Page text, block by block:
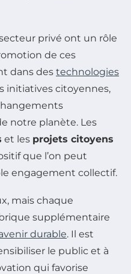
privé ont un rôle
de ces
dans des technologies
initiatives citoyennes,
notre planète. Les
et les projets citoyens
que l’on peut
engagement collectif.
mais chaque
supplémentaire
durable. Il est
le public et à
qui favorise